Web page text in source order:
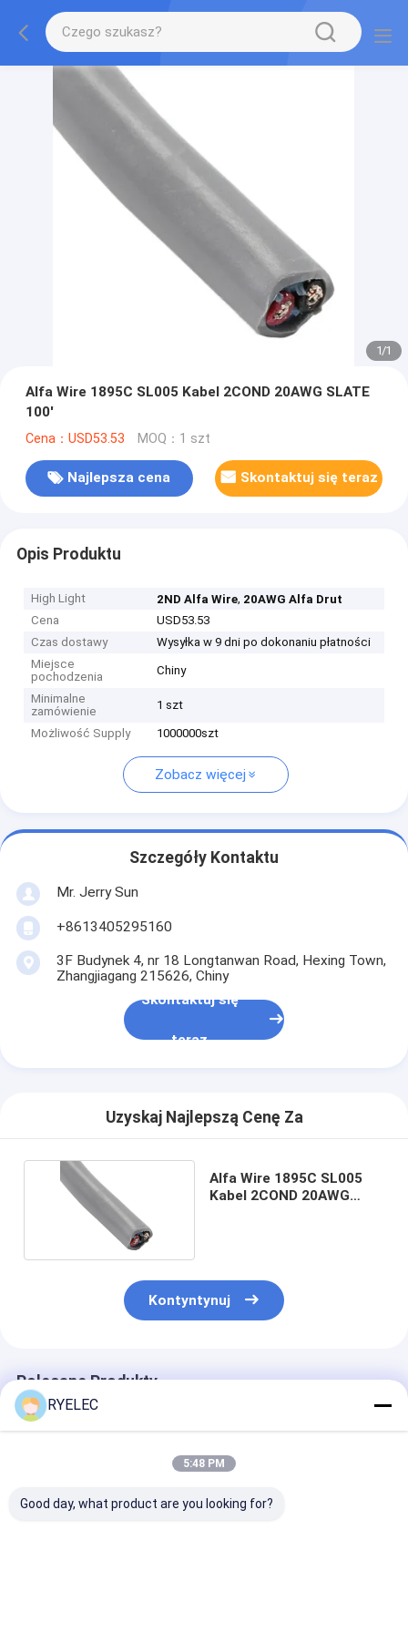
1/1
Alfa Wire 1895C SL005 Kabel 2COND 20AWG SLATE
100'
Cena：USD53.53 MOQ：1 szt
Najlepsza cena Skontaktuj się teraz
Opis Produktu
High Light 2ND Alfa Wire, 20AWG Alfa Drut
Cena
USD53.53
Czas dostawy
Wysyłka w 9 dni po dokonaniu płatności
Miejsce
pochodzenia
Chiny
Minimalne
zamówienie
1 szt
Możliwość Supply 1000000szt
Zobacz więcej
Szczegóły Kontaktu
Mr. Jerry Sun
+8613405295160
3F Budynek 4, nr 18 Longtanwan Road, Hexing Town,
Zhangjiagang 215626, Chiny
Skontaktuj się
teraz
Uzyskaj Najlepszą Cenę Za
Alfa Wire 1895C SL005
Kabel 2COND 20AWG
Kontyntynuj
Polecane Produkty
RYELEC
5:48 PM
Good day, what product are you looking for?